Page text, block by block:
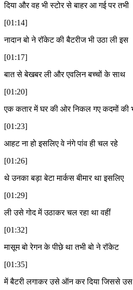
दिया और वह भी स्टोर से बाहर आ गई पर तभी
[01:14]
नादान बो ने रॉकेट की बैटरीज भी उठा ली इस
[01:17]
बात से बेखबर ली और एवलिन बच्चों के साथ
[01:20]
एक कतार में घर की ओर निकल गए कदमों की
[01:23]
आहट ना हो इसलिए वे नंगे पांव ही चल रहे
[01:26]
थे उनका बड़ा बेटा मार्कस बीमार था इसलिए
[01:29]
ली उसे गोद में उठाकर चल रहा था वहीं
[01:32]
मासूम बो रेगन के पीछे था तभी बो ने रॉकेट
[01:35]
में बैटरी लगाकर उसे ऑन कर दिया जिससे उस